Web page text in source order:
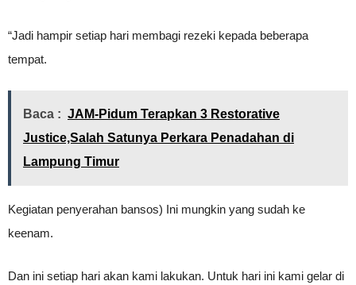
“Jadi hampir setiap hari membagi rezeki kepada beberapa
tempat.
Baca : JAM-Pidum Terapkan 3 Restorative
Justice,Salah Satunya Perkara Penadahan di
Lampung Timur
Kegiatan penyerahan bansos) Ini mungkin yang sudah ke
keenam.
Dan ini setiap hari akan kami lakukan. Untuk hari ini kami gelar di